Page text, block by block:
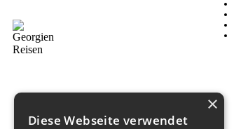
×
Diese Webseite verwendet